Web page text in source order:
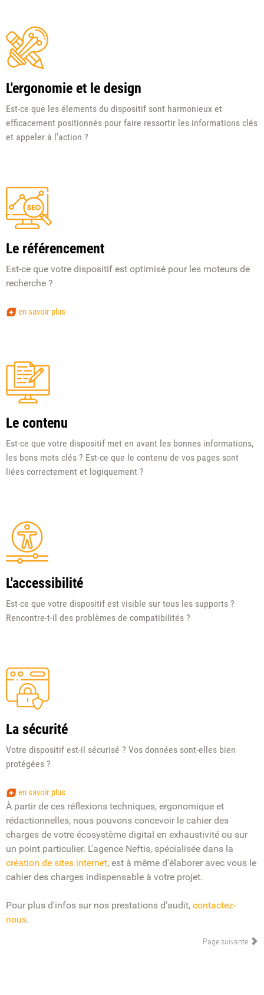
L'ergonomie et le design
Est-ce que les élements du dispositif sont harmonieux et
efficacement positionnés pour faire ressortir les informations clés
et appeler à l'action ?
Le référencement
Est-ce que votre dispositif est optimisé pour les moteurs de
recherche ?
en savoir plus
Le contenu
Est-ce que votre dispositif met en avant les bonnes informations,
les bons mots clés ? Est-ce que le contenu de vos pages sont
liées correctement et logiquement ?
L'accessibilité
Est-ce que votre dispositif est visible sur tous les supports ?
Rencontre-t-il des problèmes de compatibilités ?
La sécurité
Votre dispositif est-il sécurisé ? Vos données sont-elles bien
protégées ?
en savoir plus
À partir de ces réflexions techniques, ergonomique et
rédactionnelles, nous pouvons concevoir le cahier des
charges de votre écosystème digital en exhaustivité ou sur
un point particulier. L'agence Neftis, spécialisée dans la
création de sites internet, est à même d'élaborer avec vous le
cahier des charges indispensable à votre projet.
Pour plus d'infos sur nos prestations d'audit, contactez-
nous.
Page suivante